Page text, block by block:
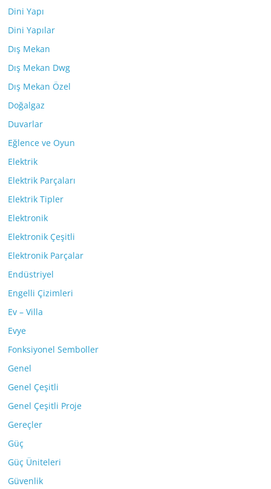
Dini Yapı
Dini Yapılar
Dış Mekan
Dış Mekan Dwg
Dış Mekan Özel
Doğalgaz
Duvarlar
Eğlence ve Oyun
Elektrik
Elektrik Parçaları
Elektrik Tipler
Elektronik
Elektronik Çeşitli
Elektronik Parçalar
Endüstriyel
Engelli Çizimleri
Ev – Villa
Evye
Fonksiyonel Semboller
Genel
Genel Çeşitli
Genel Çeşitli Proje
Gereçler
Güç
Güç Üniteleri
Güvenlik